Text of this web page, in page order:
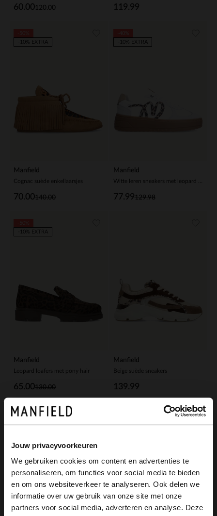
Jouw privacyvoorkeuren
We gebruiken cookies om content en advertenties te
personaliseren, om functies voor social media te bieden
en om ons websiteverkeer te analyseren. Ook delen we
informatie over uw gebruik van onze site met onze
partners voor social media, adverteren en analyse. Deze
120.00
60.00 119.99
Manfield
Cognac suède enkellaarsjes
140.00
70.00
-10% EXTRA
Manfield
129.98
77.99
-10% EXTRA
Manfield
Leopard loafers met pony hair
130.00
65.00
-10% EXTRA
Manfield
Beige suède sneakers
139.99
-30%
×
View this website in English?
It looks like your language isn't Dutch. Would